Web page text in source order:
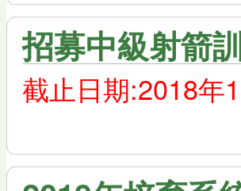
招募中級射箭
截止日期:2018年